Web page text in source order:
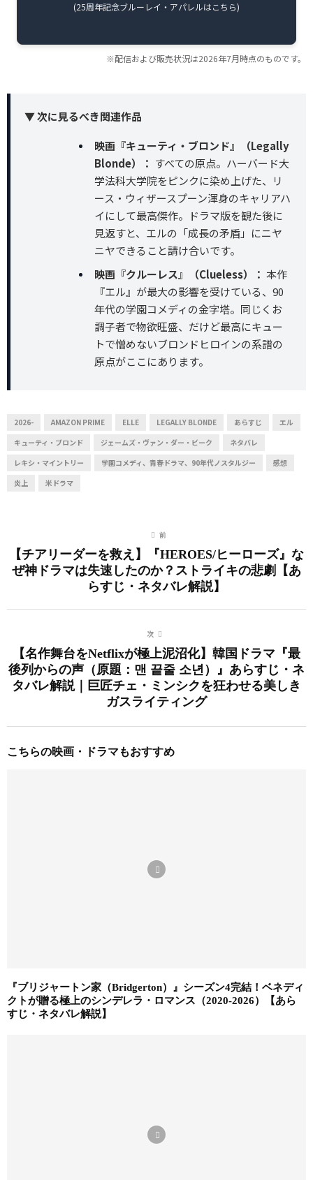
(25周年記念ブルーレイ・アパレルはこちら)
※配信および販売状況は2026年7月時点のものです。
▼ 次に見るべき関連作品
映画『キューティ・ブロンド』（Legally
Blonde）： すべての原点。ハーバード大
学法科大学院をピンクに染め上げた、リ
ース・ウィザースプーン渾身のキャリアハ
イにして最高傑作。ドラマ版を観た後に
見返すと、エルの「成長の矛盾」にニヤ
ニヤできること請け合いです。
映画『クルーレス』（Clueless）： 本作
『エル』が最大の影響を受けている、90
年代の学園コメディの金字塔。同じくお
調子者で物欲旺盛、だけど最高にキュー
トで憎めないブロンドヒロインの系譜の
原点がここにあります。
2026- AMAZON PRIME ELLE LEGALLY BLONDE あらすじ
エル
キューティ・ブロンド
ジェームズ・ヴァン・ダー・ビーク
ネタバレ
レキシ・マイントリー
学園コメディ、青春ドラマ、90年代ノスタルジー
感想
炎上
米ドラマ
前
【チアリーダーを救え】『HEROES/ヒーローズ』な
ぜ神ドラマは失速したのか？ストライキの悲劇【あ
らすじ・ネタバレ解説】
次
【名作舞台をNetflixが極上泥沼化】韓国ドラマ『最
後列からの声（原題：맨 끝줄 소년）』あらすじ・ネ
タバレ解説｜巨匠チェ・ミンシクを狂わせる美しき
ガスライティング
こちらの映画・ドラマもおすすめ
『ブリジャートン家（Bridgerton）』シーズン4完結！ベネディ
クトが贈る極上のシンデレラ・ロマンス（2020-2026）【あら
すじ・ネタバレ解説】